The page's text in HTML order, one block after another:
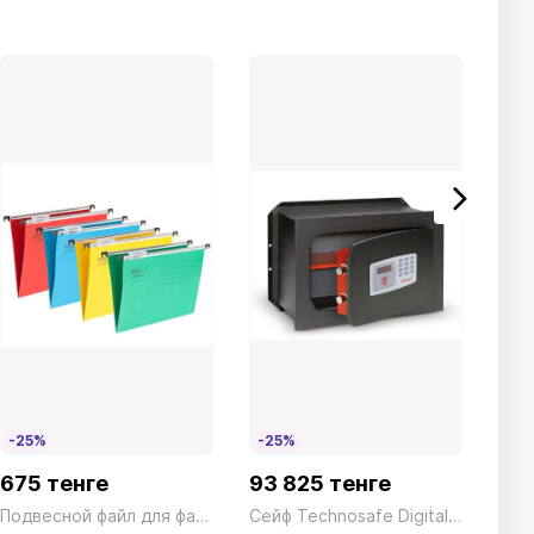
-25%
675 тенге
Подвесной файл для файл-кабинета Красный A4+ President
-25%
93 825 тенге
Сейф Technosafe Digital TE/3 Электронный черный Technomax 11,5кг